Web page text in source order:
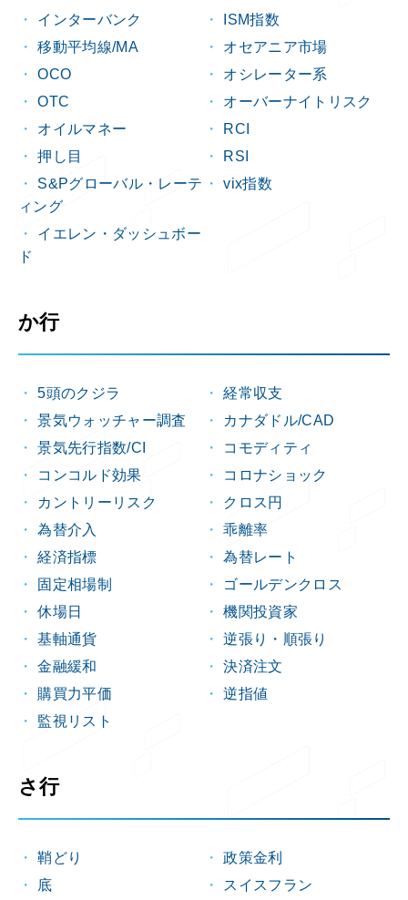
インターバンク
ISM指数
移動平均線/MA
オセアニア市場
OCO
オシレーター系
OTC
オーバーナイトリスク
オイルマネー
RCI
押し目
RSI
S&Pグローバル・レーテ
ィング
vix指数
イエレン・ダッシュボー
ド
か行
5頭のクジラ
経常収支
景気ウォッチャー調査
カナダドル/CAD
景気先行指数/CI
コモディティ
コンコルド効果
コロナショック
カントリーリスク
クロス円
為替介入
乖離率
経済指標
為替レート
固定相場制
ゴールデンクロス
休場日
機関投資家
基軸通貨
逆張り・順張り
金融緩和
決済注文
購買力平価
逆指値
監視リスト
さ行
鞘どり
政策金利
底
スイスフラン